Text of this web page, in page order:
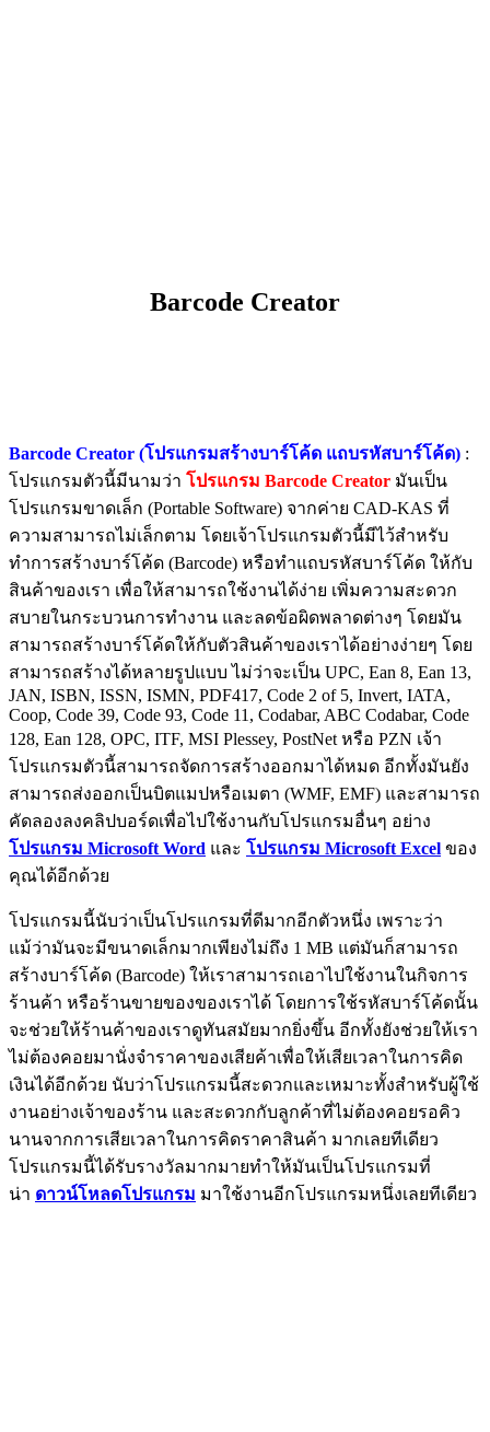
Barcode Creator
Barcode Creator (โปรแกรมสร้างบาร์โค้ด แถบรหัสบาร์โค้ด) :
โปรแกรมตัวนี้มีนามว่า โปรแกรม Barcode Creator มันเป็น
โปรแกรมขาดเล็ก (Portable Software) จากค่าย CAD-KAS ที่
ความสามารถไม่เล็กตาม โดยเจ้าโปรแกรมตัวนี้มีไว้สำหรับ
ทำการสร้างบาร์โค้ด (Barcode) หรือทำแถบรหัสบาร์โค้ด ให้กับ
สินค้าของเรา เพื่อให้สามารถใช้งานได้ง่าย เพิ่มความสะดวก
สบายในกระบวนการทำงาน และลดข้อผิดพลาดต่างๆ โดยมัน
สามารถสร้างบาร์โค้ดให้กับตัวสินค้าของเราได้อย่างง่ายๆ โดย
สามารถสร้างได้หลายรูปแบบ ไม่ว่าจะเป็น UPC, Ean 8, Ean 13,
JAN, ISBN, ISSN, ISMN, PDF417, Code 2 of 5, Invert, IATA,
Coop, Code 39, Code 93, Code 11, Codabar, ABC Codabar, Code
128, Ean 128, OPC, ITF, MSI Plessey, PostNet หรือ PZN เจ้า
โปรแกรมตัวนี้สามารถจัดการสร้างออกมาได้หมด อีกทั้งมันยัง
สามารถส่งออกเป็นบิตแมปหรือเมตา (WMF, EMF) และสามารถ
คัดลองลงคลิปบอร์ดเพื่อไปใช้งานกับโปรแกรมอื่นๆ อย่าง
โปรแกรม Microsoft Word และ โปรแกรม Microsoft Excel ของ
คุณได้อีกด้วย
โปรแกรมนี้นับว่าเป็นโปรแกรมที่ดีมากอีกตัวหนึ่ง เพราะว่า
แม้ว่ามันจะมีขนาดเล็กมากเพียงไม่ถึง 1 MB แต่มันก็สามารถ
สร้างบาร์โค้ด (Barcode) ให้เราสามารถเอาไปใช้งานในกิจการ
ร้านค้า หรือร้านขายของของเราได้ โดยการใช้รหัสบาร์โค้ดนั้น
จะช่วยให้ร้านค้าของเราดูทันสมัยมากยิ่งขึ้น อีกทั้งยังช่วยให้เรา
ไม่ต้องคอยมานั่งจำราคาของเสียค้าเพื่อให้เสียเวลาในการคิด
เงินได้อีกด้วย นับว่าโปรแกรมนี้สะดวกและเหมาะทั้งสำหรับผู้ใช้
งานอย่างเจ้าของร้าน และสะดวกกับลูกค้าที่ไม่ต้องคอยรอคิว
นานจากการเสียเวลาในการคิดราคาสินค้า มากเลยทีเดียว
โปรแกรมนี้ได้รับรางวัลมากมายทำให้มันเป็นโปรแกรมที่
น่า ดาวน์โหลดโปรแกรม มาใช้งานอีกโปรแกรมหนึ่งเลยทีเดียว